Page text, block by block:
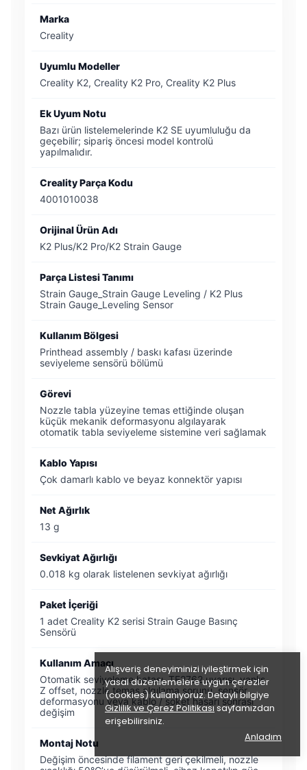
Alışveriş deneyiminizi iyileştirmek için
yasal düzenlemelere uygun çerezler
(cookies) kullanıyoruz. Detaylı bilgiye
Gizlilik ve Çerez Politikasısayfamızdan
erişebilirsiniz.
Anladım
Marka
Creality
Uyumlu Modeller
Creality K2, Creality K2 Pro, Creality K2 Plus
Ek Uyum Notu
Bazı ürün listelemelerinde K2 SE uyumluluğu da
geçebilir; sipariş öncesi model kontrolü
yapılmalıdır.
Creality Parça Kodu
4001010038
Orijinal Ürün Adı
K2 Plus/K2 Pro/K2 Strain Gauge
Parça Listesi Tanımı
Strain Gauge_Strain Gauge Leveling / K2 Plus
Strain Gauge_Leveling Sensor
Kullanım Bölgesi
Printhead assembly / baskı kafası üzerinde
seviyeleme sensörü bölümü
Görevi
Nozzle tabla yüzeyine temas ettiğinde oluşan
küçük mekanik deformasyonu algılayarak
otomatik tabla seviyeleme sistemine veri sağlamak
Kablo Yapısı
Çok damarlı kablo ve beyaz konnektör yapısı
Net Ağırlık
13 g
Sevkiyat Ağırlığı
0.018 kg olarak listelenen sevkiyat ağırlığı
Paket İçeriği
1 adet Creality K2 serisi Strain Gauge Basınç
Sensörü
Kullanım Amacı
Otomatik seviyeleme hatası, TE2762 uyarısı, yanlış
Z offset, nozzle temas algılama sorunu, sensör
deformasyonu veya kablo / soket hasarı sonrası
değişim
Montaj Notu
Değişim öncesinde filament geri çekilmeli, nozzle